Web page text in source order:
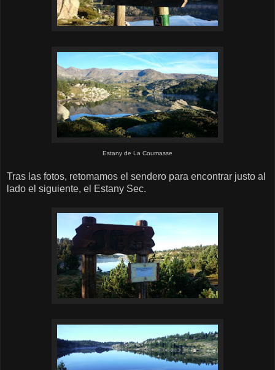
Estany de La Coumasse
Tras las fotos, retomamos el sendero para encontrar justo al
lado el siguiente, el Estany Sec.